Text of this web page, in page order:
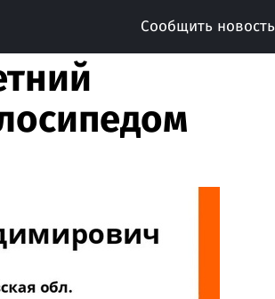
Сообщить новость